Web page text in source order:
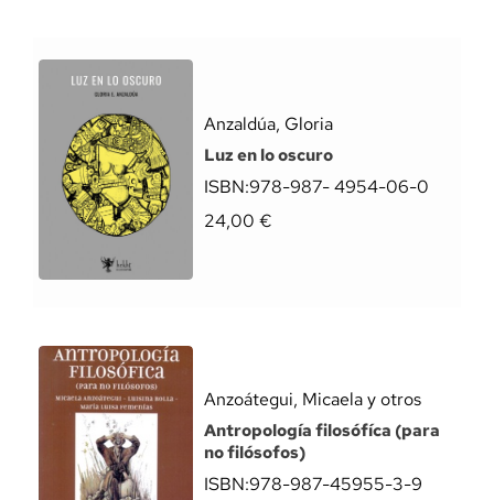
Anzaldúa, Gloria
Luz en lo oscuro
ISBN:978-987- 4954-06-0
24,00 €
Anzoátegui, Micaela y otros
Antropología filosófíca (para
no filósofos)
ISBN:978-987-45955-3-9